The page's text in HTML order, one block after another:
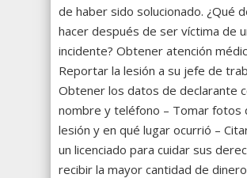
de haber sido solucionado. ¿Qué
hacer después de ser víctima de
incidente? Obtener atención
Reportar la lesión a su jefe de
Obtener los datos de declarante
nombre y teléfono – Tomar fotos
lesión y en qué lugar ocurrió –
un licenciado para cuidar sus
recibir la mayor cantidad de